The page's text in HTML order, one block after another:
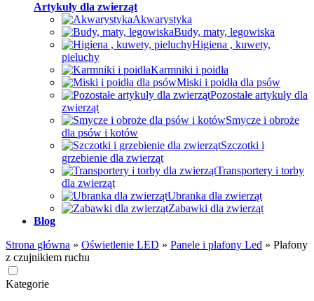
Artykuły dla zwierząt
Akwarystyka
Budy, maty, legowiska
Higiena , kuwety,
pieluchy
Karmniki i poidła
Miski i poidła dla psów
Pozostałe artykuły dla
zwierząt
Smycze i obroże
dla psów i kotów
Szczotki i
grzebienie dla zwierząt
Transportery i torby
dla zwierząt
Ubranka dla zwierząt
Zabawki dla zwierząt
Blog
Strona główna » Oświetlenie LED » Panele i plafony Led » Plafony
z czujnikiem ruchu
Kategorie